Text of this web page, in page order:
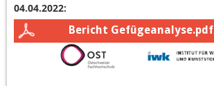
04.04.2022:
Bericht Gefügeanalyse.pdf